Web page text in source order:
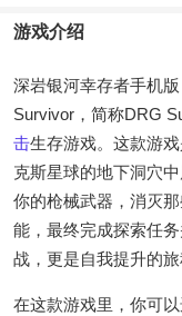
游戏介绍
深岩银河幸存者手机
Survivor，简称DRG
击生存游戏。这款游
克斯星球的地下洞穴
你的枪械武器，消灭
能，最终完成探索任
战，更是自我提升的旅
在这款游戏里，你可